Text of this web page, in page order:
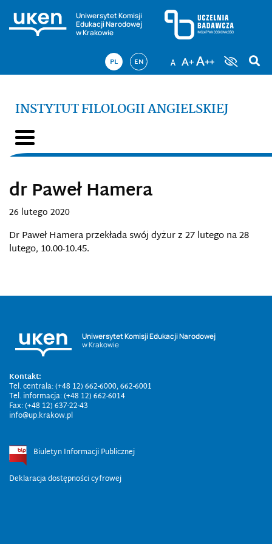
Uniwersytet Komisji
Edukacji Narodowej
w Krakowie
PL EN
INSTYTUT FILOLOGII ANGIELSKIEJ
dr Paweł Hamera
26 lutego 2020
Dr Paweł Hamera przekłada swój dyżur z 27 lutego na 28
lutego, 10.00-10.45.
Uniwersytet Komisji Edukacji Narodowej
w Krakowie
Kontakt:
Tel. centrala: (+48 12) 662-6000, 662-6001
Tel. informacja: (+48 12) 662-6014
Fax: (+48 12) 637-22-43
info@up.krakow.pl
Biuletyn Informacji Publicznej
Deklaracja dostępności cyfrowej